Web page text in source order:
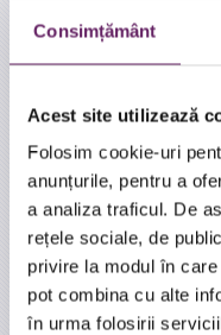
Consimțământ
Acest site utilizează
Folosim cookie-uri
anunțurile, pentru a
a analiza traficul. De
rețele sociale, de
privire la modul în
pot combina cu alte
în urma folosirii
Merele reprezinta
ajuta la mentinerea
totodata, si vitamina C
radicalilor liberi
Prezenta vitaminei C
si ajuta la vindecarea
Spanacul
Bogat in antioxidanti,
aparitiei ridurilor. De